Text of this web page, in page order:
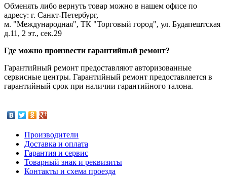
Обменять либо вернуть товар можно в нашем офисе по
адресу: г. Санкт-Петербург,
м. "Международная", ТК "Торговый город", ул. Будапештская
д.11, 2 эт., сек.29
Где можно произвести гарантийный ремонт?
Гарантийный ремонт предоставляют авторизованные
сервисные центры. Гарантийный ремонт предоставляется в
гарантийный срок при наличии гарантийного талона.
Производители
Доставка и оплата
Гарантия и сервис
Товарный знак и реквизиты
Контакты и схема проезда